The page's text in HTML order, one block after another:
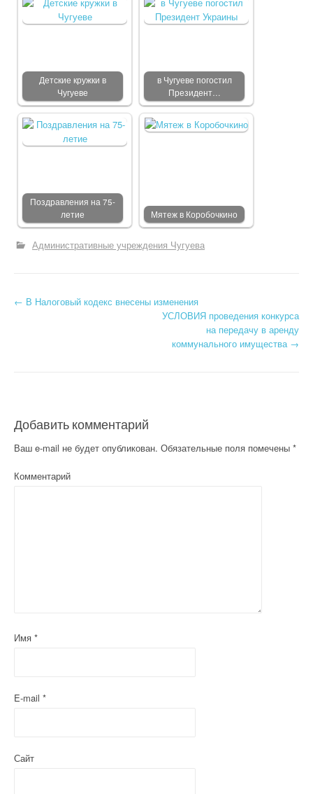
Детские кружки в
Чугуеве
в Чугуеве погостил
Президент…
Поздравления на 75-
летие
Мятеж в Коробочкино
Административные учреждения Чугуева
Post navigation
← В Налоговый кодекс внесены изменения
УСЛОВИЯ проведения конкурса
на передачу в аренду
коммунального имущества →
Добавить комментарий
Ваш e-mail не будет опубликован. Обязательные поля помечены *
Комментарий
Имя *
E-mail *
Сайт